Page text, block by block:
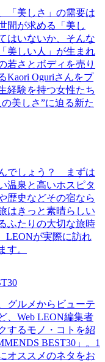
「美しさ」の需要は
間が求める「美し
はいないか、そんな
美しい人」が生まれ
若さとボディを売り
Kaori Oguriさんをプ
経験を持つ女性たち
美しさ”に迫る新た
でしょう？ まずは
温泉と高いホスピタ
歴史などその宿なら
はきっと素晴らしい
ふたりの大切な旅時
LEONが実際に訪れ
す。
グルメからビューテ
、Web LEON編集者
するモノ・コトを紹
BEST30」。1
オススメのネタをお